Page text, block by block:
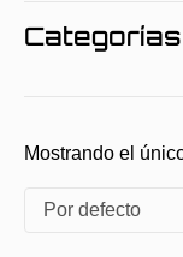
Categorías
Mostrando el
Por defecto